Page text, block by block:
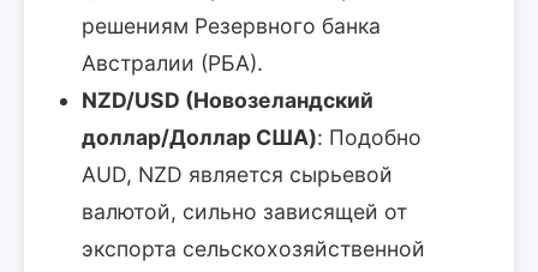
решениям Резервного банка
Австралии (РБА).
NZD/USD (Новозеландский
доллар/Доллар США): Подобно
AUD, NZD является сырьевой
валютой, сильно зависящей от
экспорта сельскохозяйственной